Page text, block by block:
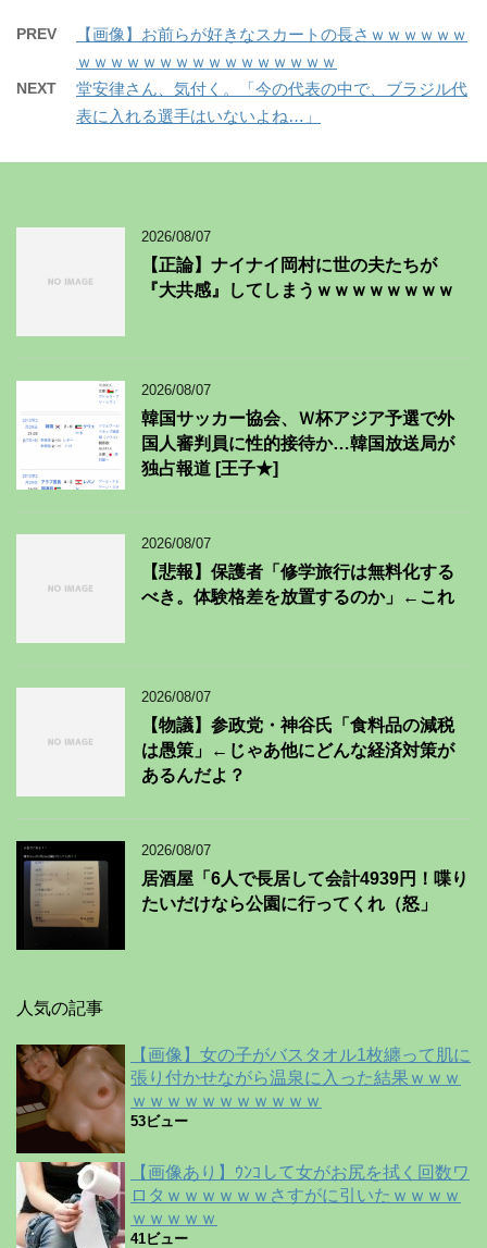
PREV
【画像】お前らが好きなスカートの長さｗｗｗｗｗｗ
ｗｗｗｗｗｗｗｗｗｗｗｗｗｗｗｗ
NEXT
堂安律さん、気付く。「今の代表の中で、ブラジル代
表に入れる選手はいないよね…」
2026/08/07
【正論】ナイナイ岡村に世の夫たちが
『大共感』してしまうｗｗｗｗｗｗｗｗ
2026/08/07
韓国サッカー協会、Ｗ杯アジア予選で外
国人審判員に性的接待か…韓国放送局が
独占報道 [王子★]
2026/08/07
【悲報】保護者「修学旅行は無料化する
べき。体験格差を放置するのか」←これ
2026/08/07
【物議】参政党・神谷氏「食料品の減税
は愚策」←じゃあ他にどんな経済対策が
あるんだよ？
2026/08/07
居酒屋「6人で長居して会計4939円！喋り
たいだけなら公園に行ってくれ（怒」
人気の記事
【画像】女の子がバスタオル1枚纏って肌に
張り付かせながら温泉に入った結果ｗｗｗ
ｗｗｗｗｗｗｗｗｗｗｗ
53ビュー
【画像あり】ｳﾝｺして女がお尻を拭く回数ワ
ロタｗｗｗｗｗｗさすがに引いたｗｗｗｗ
ｗｗｗｗｗ
41ビュー